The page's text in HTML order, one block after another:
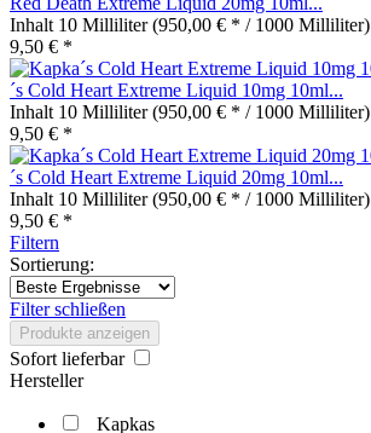
Inhalt 10 Milliliter(950,00 € * / 1000 Milliliter)
9,50 € *
´s Cold Heart Extreme Liquid 10mg 10ml...
Inhalt 10 Milliliter(950,00 € * / 1000 Milliliter)
9,50 € *
´s Cold Heart Extreme Liquid 20mg 10ml...
Inhalt 10 Milliliter(950,00 € * / 1000 Milliliter)
9,50 € *
Filtern
Sortierung:
Filter schließen
Produkte anzeigen
Sofort lieferbar
Hersteller
Kapkas